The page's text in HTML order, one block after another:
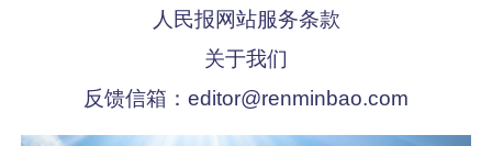
人民报网站服务条款
关于我们
反馈信箱： editor@renminbao.com